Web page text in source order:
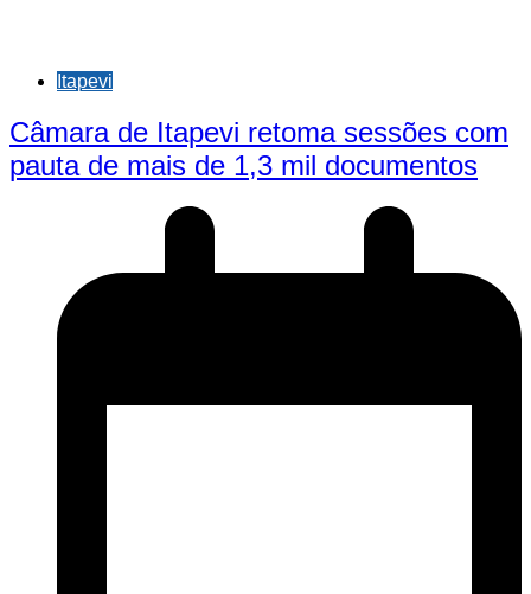
Itapevi
Câmara de Itapevi retoma sessões com
pauta de mais de 1,3 mil documentos